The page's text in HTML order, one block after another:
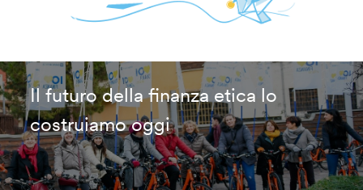
Il futuro della finanza etica lo
costruiamo oggi